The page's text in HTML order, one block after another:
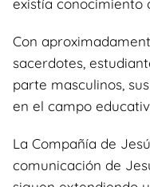
existía conocimiento
Con
sacerdotes,
parte masculinos,
en el campo
La Compañía de
comunicación de